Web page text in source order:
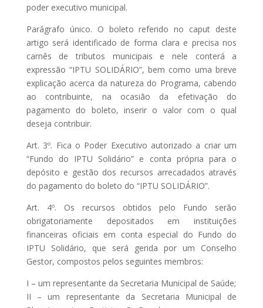
poder executivo municipal.
Parágrafo único. O boleto referido no caput deste
artigo será identificado de forma clara e precisa nos
carnês de tributos municipais e nele conterá a
expressão “IPTU SOLIDÁRIO”, bem como uma breve
explicação acerca da natureza do Programa, cabendo
ao contribuinte, na ocasião da efetivação do
pagamento do boleto, inserir o valor com o qual
deseja contribuir.
Art. 3º. Fica o Poder Executivo autorizado a criar um
“Fundo do IPTU Solidário” e conta própria para o
depósito e gestão dos recursos arrecadados através
do pagamento do boleto do “IPTU SOLIDÁRIO”.
Art. 4º. Os recursos obtidos pelo Fundo serão
obrigatoriamente depositados em instituições
financeiras oficiais em conta especial do Fundo do
IPTU Solidário, que será gerida por um Conselho
Gestor, compostos pelos seguintes membros:
I – um representante da Secretaria Municipal de Saúde;
II – um representante da Secretaria Municipal de